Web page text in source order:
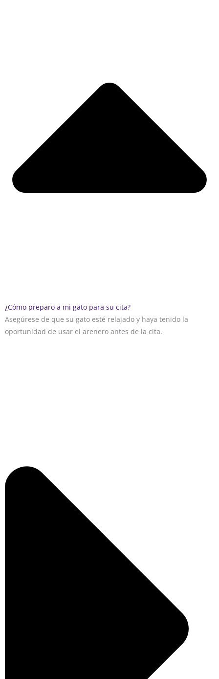
¿Cómo preparo a mi gato para su cita?
Asegúrese de que su gato esté relajado y haya tenido la
oportunidad de usar el arenero antes de la cita.